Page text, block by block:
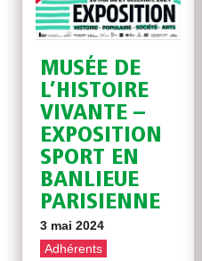
MUSÉE DE
L’HISTOIRE
VIVANTE –
EXPOSITION
SPORT EN
BANLIEUE
PARISIENNE
3 mai 2024
Adhérents